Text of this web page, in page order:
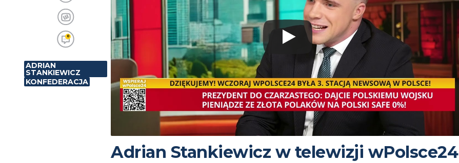
Adrian Stankiewicz w telewizji wPolsce24
0
ADRIAN
STANKIEWICZ
KONFEDERACJA